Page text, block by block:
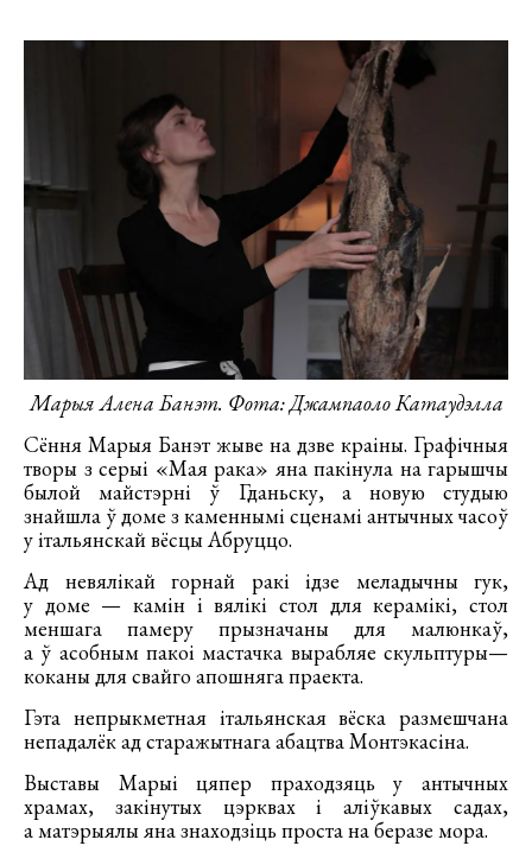
Марыя Алена Банэт. Фота: Джампаоло Катаудэлла
Сёння Марыя Банэт жыве на дзве краіны. Графічныя
творы з серыі «Мая рака» яна пакінула на гарышчы
былой майстэрні ў Гданьску, а новую студыю
знайшла ў доме з каменнымі сценамі антычных часоў
у італьянскай вёсцы Абруццо.
Ад невялікай горнай ракі ідзе меладычны гук,
у доме — камін і вялікі стол для керамікі, стол
меншага памеру прызначаны для малюнкаў,
а ў асобным пакоі мастачка вырабляе скульптуры—
коканы для свайго апошняга праекта.
Гэта непрыкметная італьянская вёска размешчана
непадалёк ад старажытнага абацтва Монтэкасіна.
Выставы Марыі цяпер праходзяць у антычных
храмах, закінутых цэрквах і аліўкавых садах,
а матэрыялы яна знаходзіць проста на беразе мора.